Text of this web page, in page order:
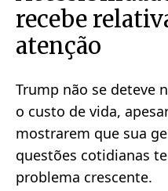
recebe
atenção
Trump não se deteve
o custo de vida,
mostrarem que sua
questões cotidianas
problema crescente.